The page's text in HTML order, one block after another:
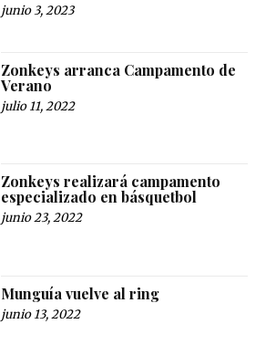
junio 3, 2023
Zonkeys arranca Campamento de
Verano
julio 11, 2022
Zonkeys realizará campamento
especializado en básquetbol
junio 23, 2022
Munguía vuelve al ring
junio 13, 2022